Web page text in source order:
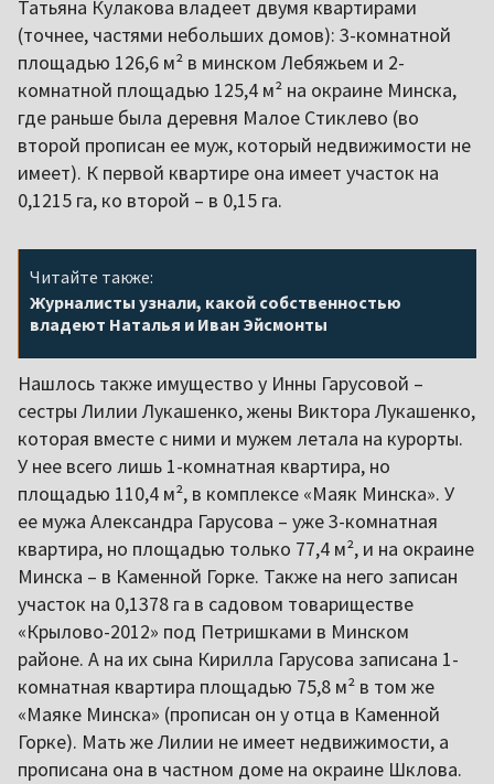
Татьяна Кулакова владеет двумя квартирами
(точнее, частями небольших домов): 3-комнатной
площадью 126,6 м² в минском Лебяжьем и 2-
комнатной площадью 125,4 м² на окраине Минска,
где раньше была деревня Малое Стиклево (во
второй прописан ее муж, который недвижимости не
имеет). К первой квартире она имеет участок на
0,1215 га, ко второй – в 0,15 га.
Читайте также:
Журналисты узнали, какой собственностью
владеют Наталья и Иван Эйсмонты
Нашлось также имущество у Инны Гарусовой –
сестры Лилии Лукашенко, жены Виктора Лукашенко,
которая вместе с ними и мужем летала на курорты.
У нее всего лишь 1-комнатная квартира, но
площадью 110,4 м², в комплексе «Маяк Минска». У
ее мужа Александра Гарусова – уже 3-комнатная
квартира, но площадью только 77,4 м², и на окраине
Минска – в Каменной Горке. Также на него записан
участок на 0,1378 га в садовом товариществе
«Крылово-2012» под Петришками в Минском
районе. А на их сына Кирилла Гарусова записана 1-
комнатная квартира площадью 75,8 м² в том же
«Маяке Минска» (прописан он у отца в Каменной
Горке). Мать же Лилии не имеет недвижимости, а
прописана она в частном доме на окраине Шклова.